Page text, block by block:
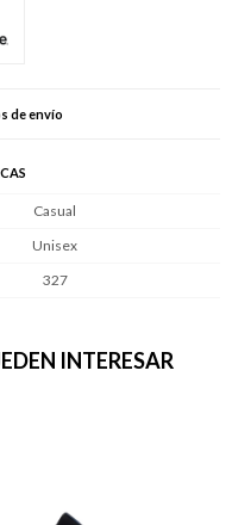
de envío
Casual
Unisex
327
INTERESAR